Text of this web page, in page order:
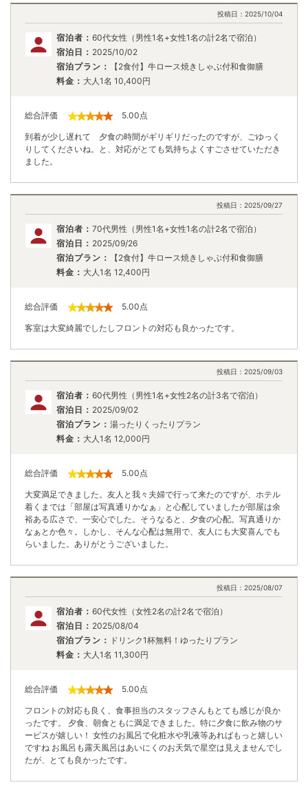
投稿日： 2025/10/04
宿泊者： 60代女性（男性1名+女性1名の計2名で宿泊）
宿泊日： 2025/10/02
宿泊プラン：
【2食付】牛ロース焼きしゃぶ付和食御膳
料金： 大人1名 10,400円
総合評価 5.00点
到着が少し遅れて 夕食の時間がギリギリだったのですが、ごゆっく
りしてくださいね。と、対応がとても気持ちよくすごさせていただき
ました。
投稿日： 2025/09/27
宿泊者： 70代男性（男性1名+女性1名の計2名で宿泊）
宿泊日： 2025/09/26
宿泊プラン：
【2食付】牛ロース焼きしゃぶ付和食御膳
料金： 大人1名 12,400円
総合評価 5.00点
客室は大変綺麗でしたしフロントの対応も良かったです。
投稿日： 2025/09/03
宿泊者： 60代男性（男性1名+女性2名の計3名で宿泊）
宿泊日： 2025/09/02
宿泊プラン： 湯ったりくったりプラン
料金： 大人1名 12,000円
総合評価 5.00点
大変満足できました。友人と我々夫婦で行って来たのですが、ホテル
着くまでは「部屋は写真通りかなぁ」と心配していましたが部屋は余
裕ある広さで、一安心でした。そうなると、夕食の心配。写真通りか
なぁとか色々。しかし、そんな心配は無用で、友人にも大変喜んでも
らいました。ありがとうございました。
投稿日： 2025/08/07
宿泊者： 60代女性（女性2名の計2名で宿泊）
宿泊日： 2025/08/04
宿泊プラン： ドリンク1杯無料！ゆったりプラン
料金： 大人1名 11,300円
総合評価 5.00点
フロントの対応も良く、食事担当のスタッフさんもとても感じが良か
ったです。 夕食、朝食ともに満足できました。特に夕食に飲み物のサ
ービスが嬉しい！ 女性のお風呂で化粧水や乳液等あればもっと嬉しい
ですね お風呂も露天風呂はあいにくのお天気で星空は見えませんでし
たが、とても良かったです。